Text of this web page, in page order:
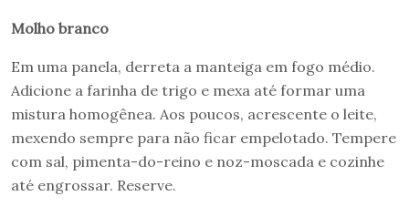
Molho branco
Em uma panela, derreta a manteiga em fogo médio.
Adicione a farinha de trigo e mexa até formar uma
mistura homogênea. Aos poucos, acrescente o leite,
mexendo sempre para não ficar empelotado. Tempere
com sal, pimenta-do-reino e noz-moscada e cozinhe
até engrossar. Reserve.